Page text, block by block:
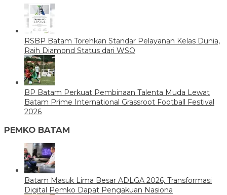
RSBP Batam Torehkan Standar Pelayanan Kelas Dunia,
Raih Diamond Status dari WSO
BP Batam Perkuat Pembinaan Talenta Muda Lewat
Batam Prime International Grassroot Football Festival
2026
PEMKO BATAM
Batam Masuk Lima Besar ADLGA 2026, Transformasi
Digital Pemko Dapat Pengakuan Nasiona